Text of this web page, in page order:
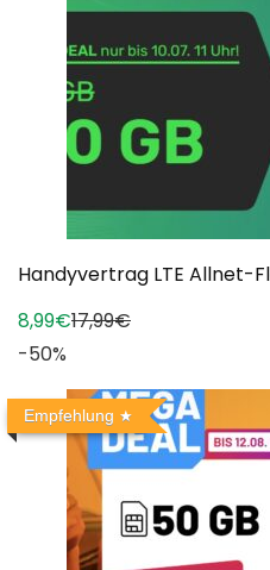
Handyvertrag LTE Allnet-
8,99€17,99€
-50%
Empfehlung